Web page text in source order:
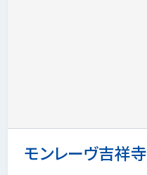
モンレーヴ吉祥寺